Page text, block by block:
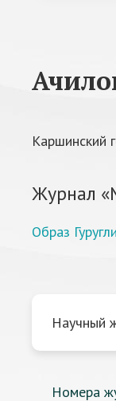
Каршинский
Журнал
Образ
Научный
Номера